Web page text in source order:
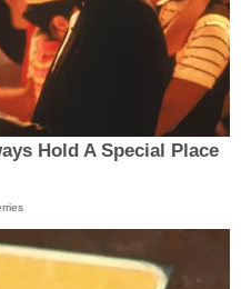
Hold A Special Place